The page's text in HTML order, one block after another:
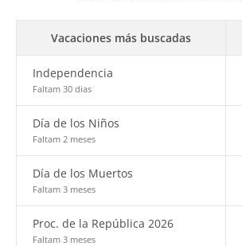
Vacaciones más buscadas
Independencia
Faltam 30 dias
Día de los Niños
Faltam 2 meses
Día de los Muertos
Faltam 3 meses
Proc. de la República 2026
Faltam 3 meses